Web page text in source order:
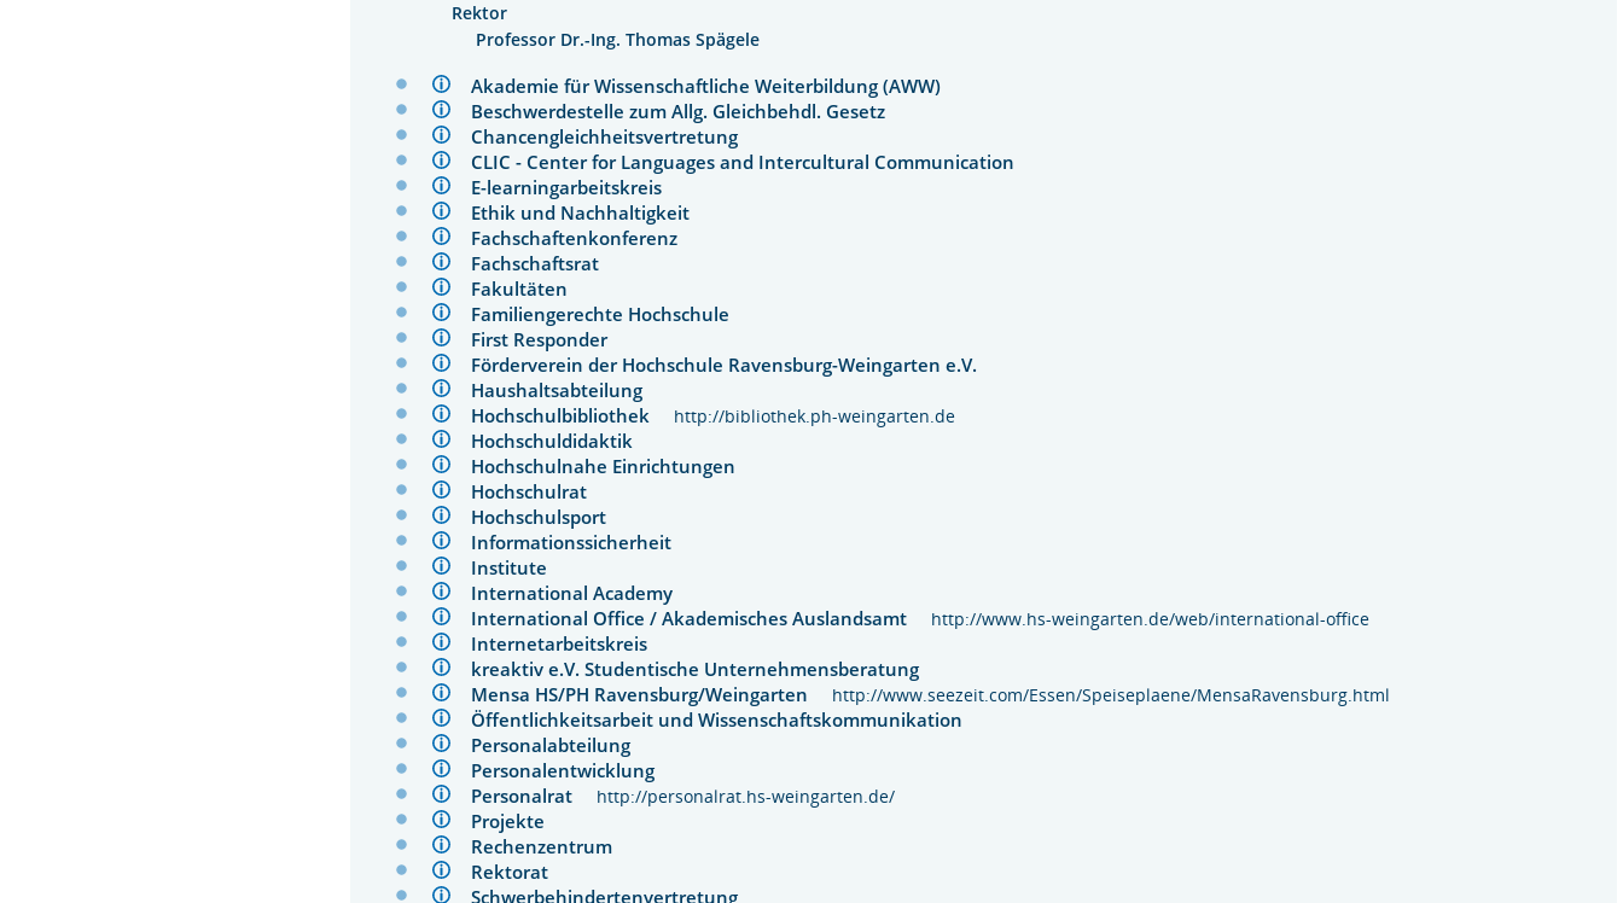
Rektor
Professor Dr.-Ing. Thomas Spägele
Akademie für Wissenschaftliche Weiterbildung (AWW)
Beschwerdestelle zum Allg. Gleichbehdl. Gesetz
Chancengleichheitsvertretung
CLIC - Center for Languages and Intercultural Communication
E-learningarbeitskreis
Ethik und Nachhaltigkeit
Fachschaftenkonferenz
Fachschaftsrat
Fakultäten
Familiengerechte Hochschule
First Responder
Förderverein der Hochschule Ravensburg-Weingarten e.V.
Haushaltsabteilung
Hochschulbibliothek http://bibliothek.ph-weingarten.de
Hochschuldidaktik
Hochschulnahe Einrichtungen
Hochschulrat
Hochschulsport
Informationssicherheit
Institute
International Academy
International Office / Akademisches Auslandsamt http://www.hs-weingarten.de/web/international-office
Internetarbeitskreis
kreaktiv e.V. Studentische Unternehmensberatung
Mensa HS/PH Ravensburg/Weingarten http://www.seezeit.com/Essen/Speiseplaene/MensaRavensburg.html
Öffentlichkeitsarbeit und Wissenschaftskommunikation
Personalabteilung
Personalentwicklung
Personalrat http://personalrat.hs-weingarten.de/
Projekte
Rechenzentrum
Rektorat
Schwerbehindertenvertretung